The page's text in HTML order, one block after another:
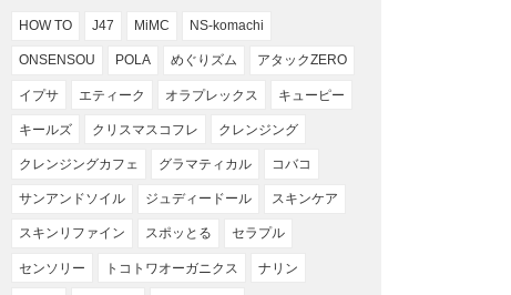
HOW TO J47 MiMC NS-komachi
ONSENSOU POLA めぐりズム アタックZERO
イプサ エティーク オラプレックス キューピー
キールズ クリスマスコフレ クレンジング
クレンジングカフェ グラマティカル コバコ
サンアンドソイル ジュディードール スキンケア
スキンリファイン スポッとる セラプル
センソリー トコトワオーガニクス ナリン